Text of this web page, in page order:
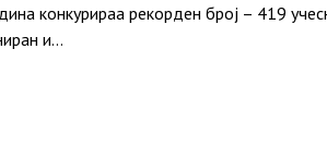
конкурираа рекорден број – 419
и…